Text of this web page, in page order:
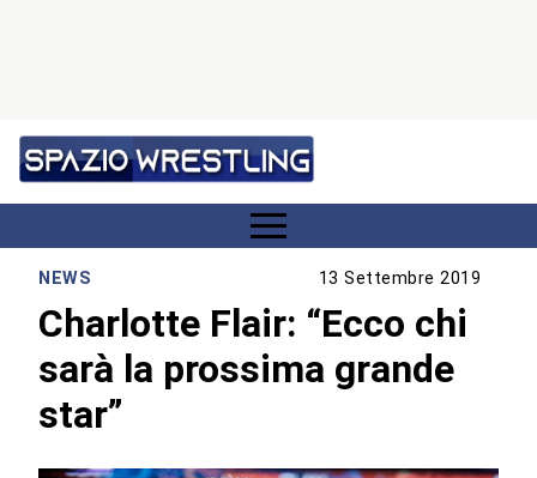
NEWS 13 Settembre 2019
Charlotte Flair: “Ecco chi
sarà la prossima grande
star”